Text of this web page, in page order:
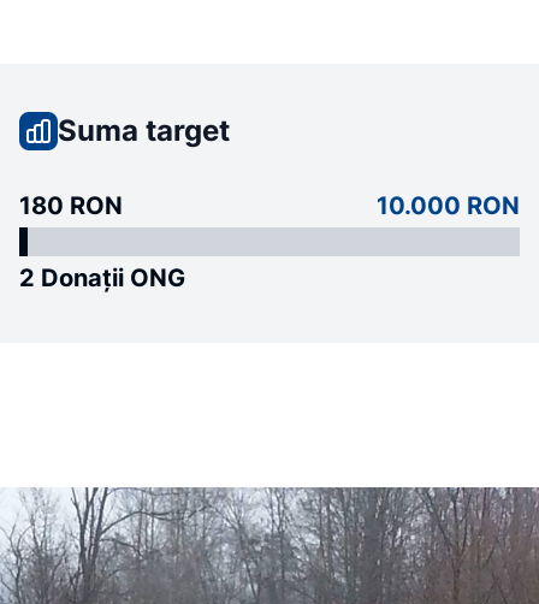
Suma target
180 RON 10.000 RON
2 Donații ONG